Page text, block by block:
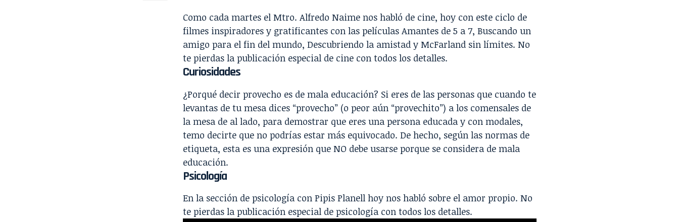
Como cada martes el Mtro. Alfredo Naime nos habló de cine, hoy con este ciclo de
filmes inspiradores y gratificantes con las películas Amantes de 5 a 7, Buscando un
amigo para el fin del mundo, Descubriendo la amistad y McFarland sin límites. No
te pierdas la publicación especial de cine con todos los detalles.
Curiosidades
¿Porqué decir provecho es de mala educación? Si eres de las personas que cuando te
levantas de tu mesa dices “provecho” (o peor aún “provechito”) a los comensales de
la mesa de al lado, para demostrar que eres una persona educada y con modales,
temo decirte que no podrías estar más equivocado. De hecho, según las normas de
etiqueta, esta es una expresión que NO debe usarse porque se considera de mala
educación.
Psicología
En la sección de psicología con Pipis Planell hoy nos habló sobre el amor propio. No
te pierdas la publicación especial de psicología con todos los detalles.